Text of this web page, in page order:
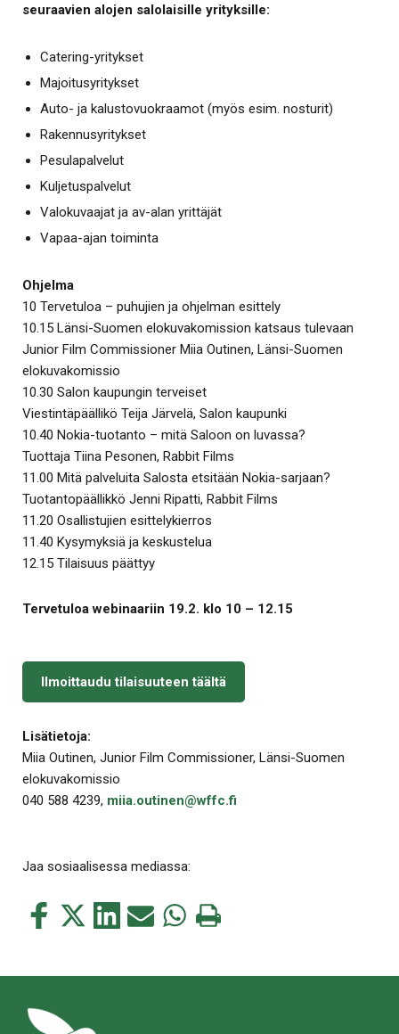
seuraavien alojen salolaisille yrityksille:
Catering-yritykset
Majoitusyritykset
Auto- ja kalustovuokraamot (myös esim. nosturit)
Rakennusyritykset
Pesulapalvelut
Kuljetuspalvelut
Valokuvaajat ja av-alan yrittäjät
Vapaa-ajan toiminta
Ohjelma
10 Tervetuloa – puhujien ja ohjelman esittely
10.15 Länsi-Suomen elokuvakomission katsaus tulevaan
Junior Film Commissioner Miia Outinen, Länsi-Suomen
elokuvakomissio
10.30 Salon kaupungin terveiset
Viestintäpäällikö Teija Järvelä, Salon kaupunki
10.40 Nokia-tuotanto – mitä Saloon on luvassa?
Tuottaja Tiina Pesonen, Rabbit Films
11.00 Mitä palveluita Salosta etsitään Nokia-sarjaan?
Tuotantopäällikkö Jenni Ripatti, Rabbit Films
11.20 Osallistujien esittelykierros
11.40 Kysymyksiä ja keskustelua
12.15 Tilaisuus päättyy
Tervetuloa webinaariin 19.2. klo 10 – 12.15
Ilmoittaudu tilaisuuteen täältä
Lisätietoja:
Miia Outinen, Junior Film Commissioner, Länsi-Suomen
elokuvakomissio
040 588 4239, miia.outinen@wffc.fi
Jaa sosiaalisessa mediassa:
Jaa
Jaa
Jaa Jaa Jaa Tulosta